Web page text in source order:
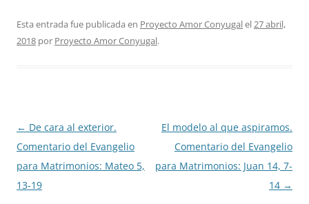
Esta entrada fue publicada en Proyecto Amor Conyugalel27 abril,
2018 por Proyecto Amor Conyugal.
Navegación
de
entradas
← De cara al exterior.
Comentario del Evangelio
para Matrimonios: Mateo 5,
13-19
El modelo al que aspiramos.
Comentario del Evangelio
para Matrimonios: Juan 14, 7-
14 →